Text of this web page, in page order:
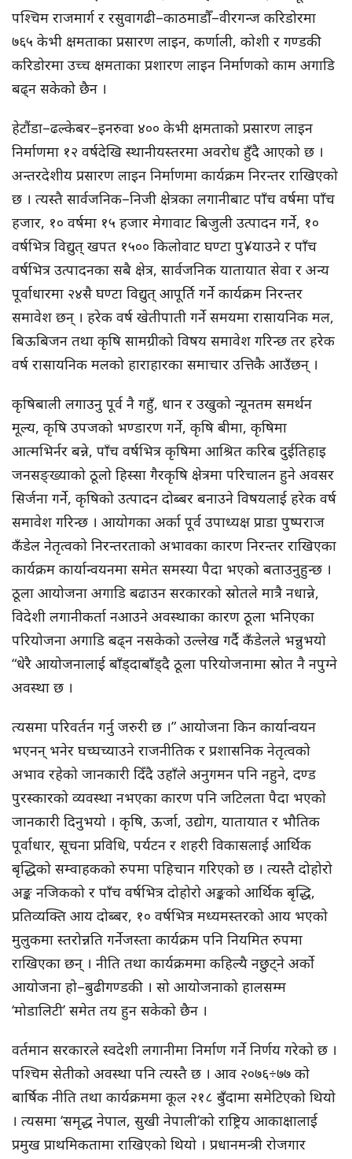
पश्चिम राजमार्ग र रसुवागढी–काठमाडौँ–वीरगन्ज करिडोरमा
७६५ केभी क्षमताका प्रसारण लाइन, कर्णाली, कोशी र गण्डकी
करिडोरमा उच्च क्षमताका प्रशारण लाइन निर्माणको काम अगाडि
बढ्न सकेको छैन ।
हेटौंडा–ढल्केबर–इनरुवा ४०० केभी क्षमताको प्रसारण लाइन
निर्माणमा १२ वर्षदेखि स्थानीयस्तरमा अवरोध हुँदै आएको छ ।
अन्तरदेशीय प्रसारण लाइन निर्माणमा कार्यक्रम निरन्तर राखिएको
छ । त्यस्तै सार्वजनिक–निजी क्षेत्रका लगानीबाट पाँच वर्षमा पाँच
हजार, १० वर्षमा १५ हजार मेगावाट बिजुली उत्पादन गर्ने, १०
वर्षभित्र विद्युत् खपत १५०० किलोवाट घण्टा पु¥याउने र पाँच
वर्षभित्र उत्पादनका सबै क्षेत्र, सार्वजनिक यातायात सेवा र अन्य
पूर्वाधारमा २४सै घण्टा विद्युत् आपूर्ति गर्ने कार्यक्रम निरन्तर
समावेश छन् । हरेक वर्ष खेतीपाती गर्ने समयमा रासायनिक मल,
बिऊबिजन तथा कृषि सामग्रीको विषय समावेश गरिन्छ तर हरेक
वर्ष रासायनिक मलको हाराहारका समाचार उत्तिकै आउँछन् ।
कृषिबाली लगाउनु पूर्व नै गहुँ, धान र उखुको न्यूनतम समर्थन
मूल्य, कृषि उपजको भण्डारण गर्ने, कृषि बीमा, कृषिमा
आत्मभिर्नर बन्ने, पाँच वर्षभित्र कृषिमा आश्रित करिब दुईतिहाइ
जनसङ्ख्याको ठूलो हिस्सा गैरकृषि क्षेत्रमा परिचालन हुने अवसर
सिर्जना गर्ने, कृषिको उत्पादन दोब्बर बनाउने विषयलाई हरेक वर्ष
समावेश गरिन्छ । आयोगका अर्का पूर्व उपाध्यक्ष प्राडा पुष्पराज
कँडेल नेतृत्वको निरन्तरताको अभावका कारण निरन्तर राखिएका
कार्यक्रम कार्यान्वयनमा समेत समस्या पैदा भएको बताउनुहुन्छ ।
ठूला आयोजना अगाडि बढाउन सरकारको स्रोतले मात्रै नधान्ने,
विदेशी लगानीकर्ता नआउने अवस्थाका कारण ठूला भनिएका
परियोजना अगाडि बढ्न नसकेको उल्लेख गर्दै कँडेलले भन्नुभयो
“धेरै आयोजनालाई बाँड्दाबाँड्दै ठूला परियोजनामा स्रोत नै नपुग्ने
अवस्था छ ।
त्यसमा परिवर्तन गर्नु जरुरी छ ।” आयोजना किन कार्यान्वयन
भएनन् भनेर घच्घच्याउने राजनीतिक र प्रशासनिक नेतृत्वको
अभाव रहेको जानकारी दिँदै उहाँले अनुगमन पनि नहुने, दण्ड
पुरस्कारको व्यवस्था नभएका कारण पनि जटिलता पैदा भएको
जानकारी दिनुभयो । कृषि, ऊर्जा, उद्योग, यातायात र भौतिक
पूर्वाधार, सूचना प्रविधि, पर्यटन र शहरी विकासलाई आर्थिक
बृद्धिको सम्वाहकको रुपमा पहिचान गरिएको छ । त्यस्तै दोहोरो
अङ्क नजिकको र पाँच वर्षभित्र दोहोरो अङ्कको आर्थिक बृद्धि,
प्रतिव्यक्ति आय दोब्बर, १० वर्षभित्र मध्यमस्तरको आय भएको
मुलुकमा स्तरोन्नति गर्नेजस्ता कार्यक्रम पनि नियमित रुपमा
राखिएका छन् । नीति तथा कार्यक्रममा कहिल्यै नछुट्ने अर्को
आयोजना हो–बुढीगण्डकी । सो आयोजनाको हालसम्म
‘मोडालिटी’ समेत तय हुन सकेको छैन ।
वर्तमान सरकारले स्वदेशी लगानीमा निर्माण गर्ने निर्णय गरेको छ ।
पश्चिम सेतीको अवस्था पनि त्यस्तै छ । आव २०७६÷७७ को
बार्षिक नीति तथा कार्यक्रममा कूल २१८ बुँदामा समेटिएको थियो
। त्यसमा ‘समृद्ध नेपाल, सुखी नेपाली’को राष्ट्रिय आकाक्षालाई
प्रमुख प्राथमिकतामा राखिएको थियो । प्रधानमन्त्री रोजगार